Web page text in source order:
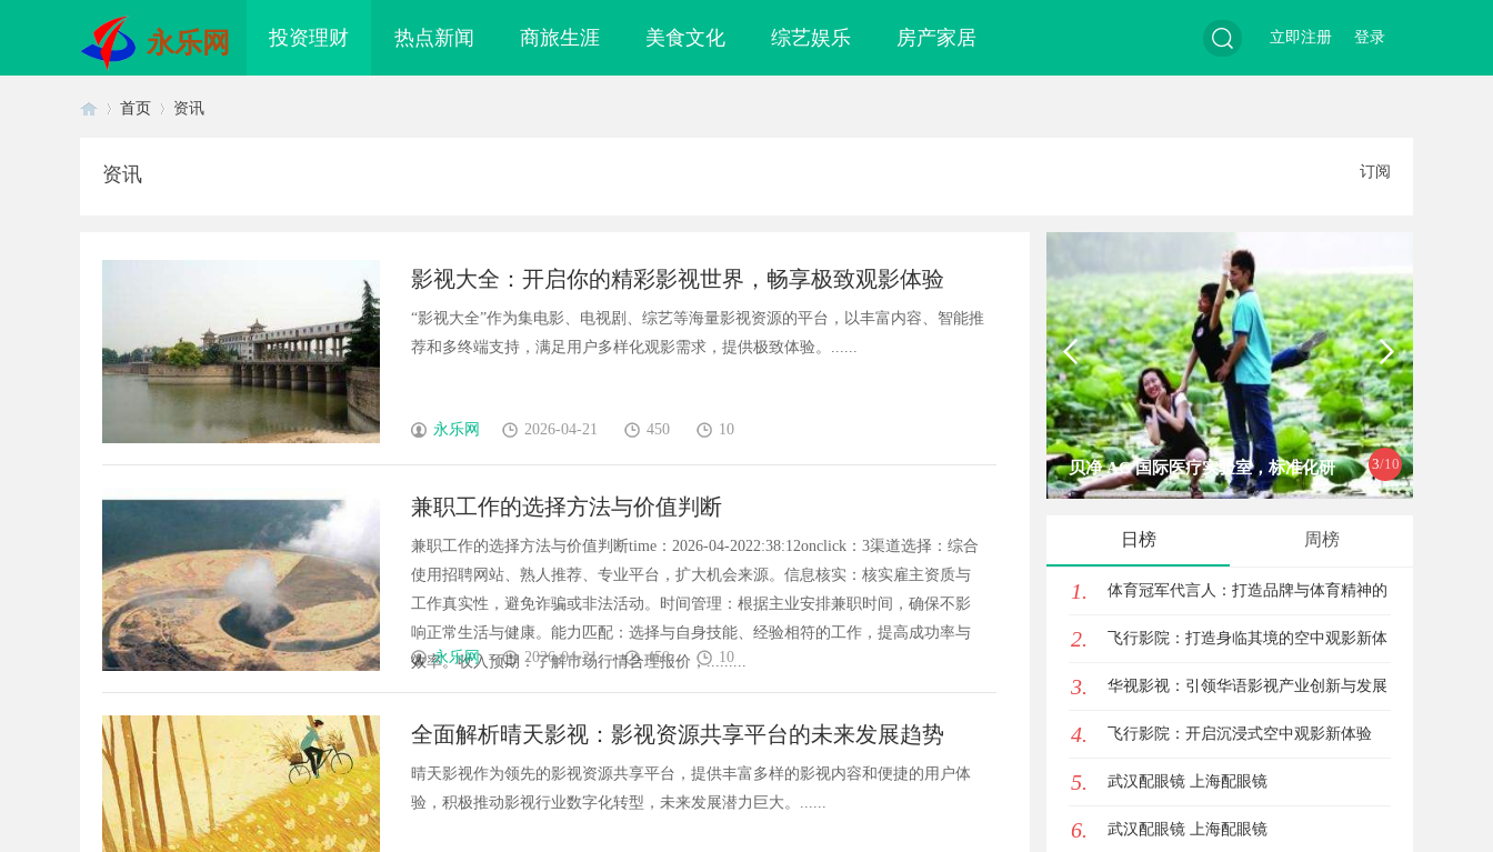
永乐网 投资理财 热点新闻 商旅生涯 美食文化 综艺娱乐 房产家居
索
登录
立即注册
首页 资讯
资讯 订阅
影视大全：开启你的精彩影视世界，畅享极致观影体验
“影视大全”作为集电影、电视剧、综艺等海量影视资源的平台，以丰富内容、智能推
荐和多终端支持，满足用户多样化观影需求，提供极致体验。......
永乐网 2026-04-21 450 10
兼职工作的选择方法与价值判断
兼职工作的选择方法与价值判断time：2026-04-2022:38:12onclick：3渠道选择：综合
使用招聘网站、熟人推荐、专业平台，扩大机会来源。信息核实：核实雇主资质与
工作真实性，避免诈骗或非法活动。时间管理：根据主业安排兼职时间，确保不影
响正常生活与健康。能力匹配：选择与自身技能、经验相符的工作，提高成功率与
效率。收入预期：了解市场行情合理报价，.........
永乐网 2026-04-21 450 10
全面解析晴天影视：影视资源共享平台的未来发展趋势
晴天影视作为领先的影视资源共享平台，提供丰富多样的影视内容和便捷的用户体
验，积极推动影视行业数字化转型，未来发展潜力巨大。......
3/10
眼镜 上海配眼镜 770FE20耐磨改性颗粒：提升耐磨性
能的革命性材料
LAVIDA乐樱国际医疗中心 贝净 AC 国际医疗实验室，标准化研
日榜 周榜
1. 体育冠军代言人：打造品牌与体育精神的
完美融合
2. 飞行影院：打造身临其境的空中观影新体
验
3. 华视影视：引领华语影视产业创新与发展
的标杆企业
4. 飞行影院：开启沉浸式空中观影新体验
5. 武汉配眼镜 上海配眼镜
6. 武汉配眼镜 上海配眼镜